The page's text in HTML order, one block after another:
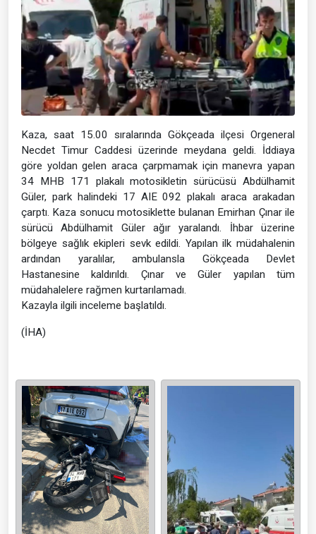
Kaza, saat 15.00 sıralarında Gökçeada ilçesi Orgeneral
Necdet Timur Caddesi üzerinde meydana geldi. İddiaya
göre yoldan gelen araca çarpmamak için manevra yapan
34 MHB 171 plakalı motosikletin sürücüsü Abdülhamit
Güler, park halindeki 17 AIE 092 plakalı araca arakadan
çarptı. Kaza sonucu motosiklette bulanan Emirhan Çınar ile
sürücü Abdülhamit Güler ağır yaralandı. İhbar üzerine
bölgeye sağlık ekipleri sevk edildi. Yapılan ilk müdahalenin
ardından yaralılar, ambulansla Gökçeada Devlet
Hastanesine kaldırıldı. Çınar ve Güler yapılan tüm
müdahalelere rağmen kurtarılamadı.
Kazayla ilgili inceleme başlatıldı.
(İHA)